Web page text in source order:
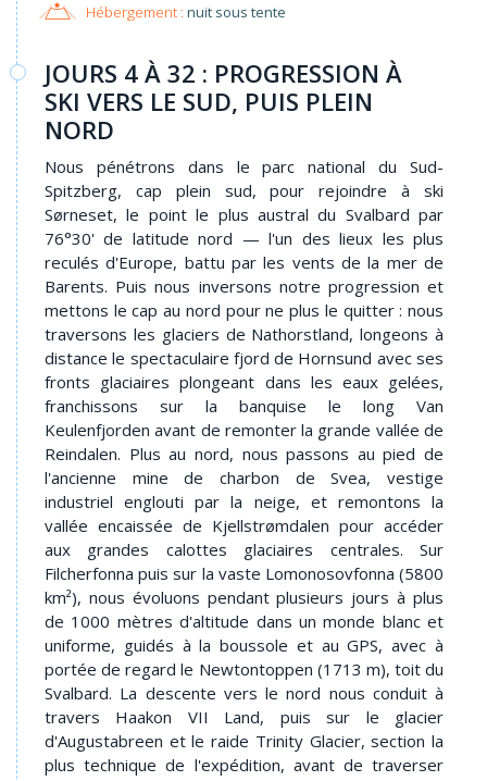
Hébergement : nuit sous tente
JOURS 4 À 32 : PROGRESSION À
SKI VERS LE SUD, PUIS PLEIN
NORD
Nous pénétrons dans le parc national du Sud-
Spitzberg, cap plein sud, pour rejoindre à ski
Sørneset, le point le plus austral du Svalbard par
76°30' de latitude nord — l'un des lieux les plus
reculés d'Europe, battu par les vents de la mer de
Barents. Puis nous inversons notre progression et
mettons le cap au nord pour ne plus le quitter : nous
traversons les glaciers de Nathorstland, longeons à
distance le spectaculaire fjord de Hornsund avec ses
fronts glaciaires plongeant dans les eaux gelées,
franchissons sur la banquise le long Van
Keulenfjorden avant de remonter la grande vallée de
Reindalen. Plus au nord, nous passons au pied de
l'ancienne mine de charbon de Svea, vestige
industriel englouti par la neige, et remontons la
vallée encaissée de Kjellstrømdalen pour accéder
aux grandes calottes glaciaires centrales. Sur
Filcherfonna puis sur la vaste Lomonosovfonna (5800
km²), nous évoluons pendant plusieurs jours à plus
de 1000 mètres d'altitude dans un monde blanc et
uniforme, guidés à la boussole et au GPS, avec à
portée de regard le Newtontoppen (1713 m), toit du
Svalbard. La descente vers le nord nous conduit à
travers Haakon VII Land, puis sur le glacier
d'Augustabreen et le raide Trinity Glacier, section la
plus technique de l'expédition, avant de traverser